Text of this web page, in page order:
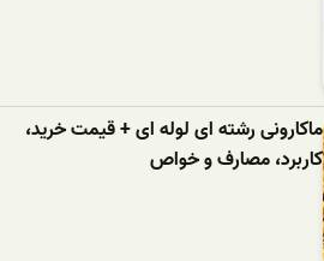
ماکارونی رشته ای لوله ای + قیمت خرید،
کاربرد، مصارف و خواص